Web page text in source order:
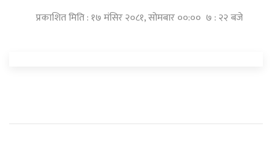
प्रकाशित मिति : १७ मंसिर २०८१, सोमबार ००:०० ७ : २२ बजे